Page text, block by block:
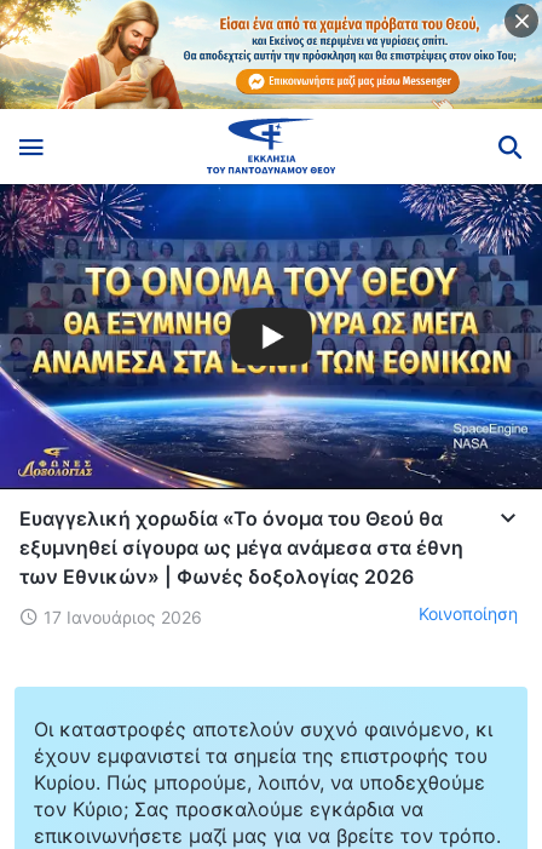
Ευαγγελική χορωδία «Το όνομα του Θεού θα
εξυμνηθεί σίγουρα ως μέγα ανάμεσα στα έθνη
των Εθνικών» | Φωνές δοξολογίας 2026
17 Ιανουάριος 2026 Κοινοποίηση
Οι καταστροφές αποτελούν συχνό φαινόμενο, κι
έχουν εμφανιστεί τα σημεία της επιστροφής του
Κυρίου. Πώς μπορούμε, λοιπόν, να υποδεχθούμε
τον Κύριο; Σας προσκαλούμε εγκάρδια να
επικοινωνήσετε μαζί μας για να βρείτε τον τρόπο.